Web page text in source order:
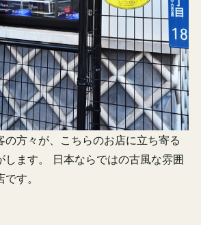
の方々が、こちらのお店に立ち寄る
します。 日本ならではの古風な雰囲
す。